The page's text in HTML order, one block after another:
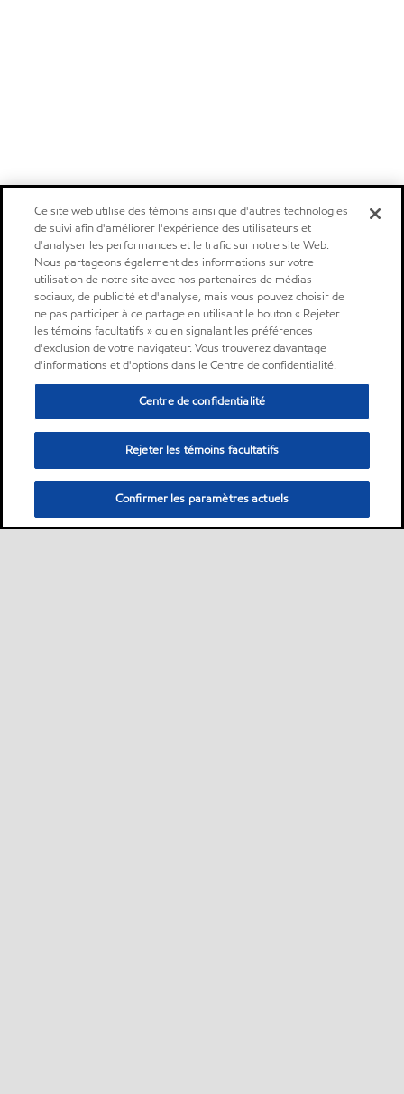
Ce site web utilise des témoins ainsi que d'autres technologies
de suivi afin d'améliorer l'expérience des utilisateurs et
d'analyser les performances et le trafic sur notre site Web.
Nous partageons également des informations sur votre
utilisation de notre site avec nos partenaires de médias
sociaux, de publicité et d'analyse, mais vous pouvez choisir de
ne pas participer à ce partage en utilisant le bouton « Rejeter
les témoins facultatifs » ou en signalant les préférences
d'exclusion de votre navigateur. Vous trouverez davantage
d'informations et d'options dans le Centre de confidentialité.
Centre de confidentialité
Rejeter les témoins facultatifs
Confirmer les paramètres actuels